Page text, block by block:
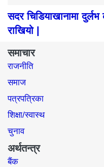
सदर चिडियाखानामा
राखियो |
समाचार
राजनीति
समाज​
पत्रपत्रिका
शिक्षा/स्वास्थ
चुनाव
अर्थतन्त्र
बैंक